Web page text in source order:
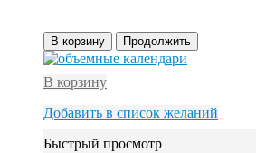
В корзину Продолжить
В корзину
Добавить в список желаний
Быстрый просмотр